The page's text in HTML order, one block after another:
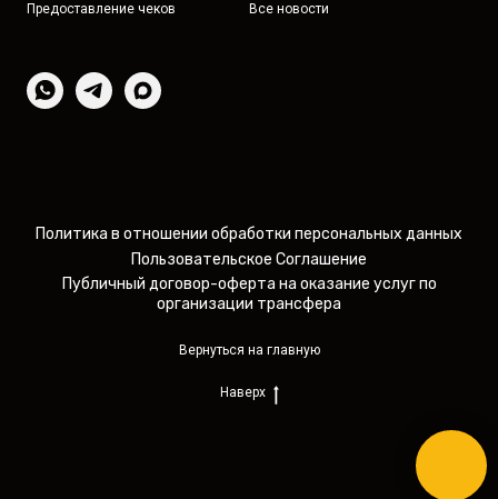
Предоставление чеков Все новости
Политика в отношении обработки персональных данных
Пользовательское Соглашение
Публичный договор-оферта на оказание услуг по
организации трансфера
Вернуться на главную
Наверх